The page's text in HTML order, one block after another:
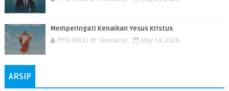
Memperingati Kenaikan Yesus Kristus
PPID RSUD dr. Soedarso May 14, 2026
ARSIP